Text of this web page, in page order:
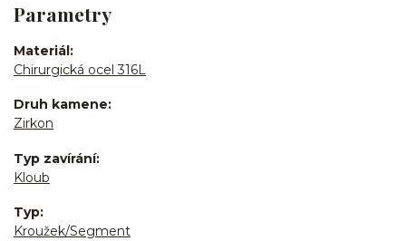
Parametry
Materiál
Chirurgická ocel 316L
Druh kamene
Zirkon
Typ zavírání
Kloub
Typ
Kroužek/Segment